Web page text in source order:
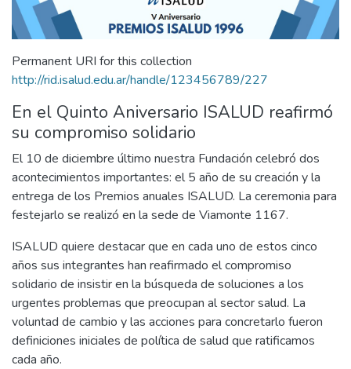
Permanent URI for this collection
http://rid.isalud.edu.ar/handle/123456789/227
En el Quinto Aniversario ISALUD reafirmó
su compromiso solidario
El 10 de diciembre último nuestra Fundación celebró dos
acontecimientos importantes: el 5 año de su creación y la
entrega de los Premios anuales ISALUD. La ceremonia para
festejarlo se realizó en la sede de Viamonte 1167.
ISALUD quiere destacar que en cada uno de estos cinco
años sus integrantes han reafirmado el compromiso
solidario de insistir en la búsqueda de soluciones a los
urgentes problemas que preocupan al sector salud. La
voluntad de cambio y las acciones para concretarlo fueron
definiciones iniciales de política de salud que ratificamos
cada año.